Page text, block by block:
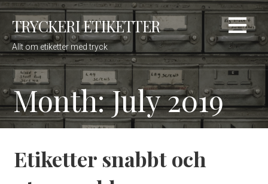
S
p
t
c
o
n
TRYCKERI ETIKETTER
Allt om etiketter med tryck
Month: July 2019
Etiketter snabbt och